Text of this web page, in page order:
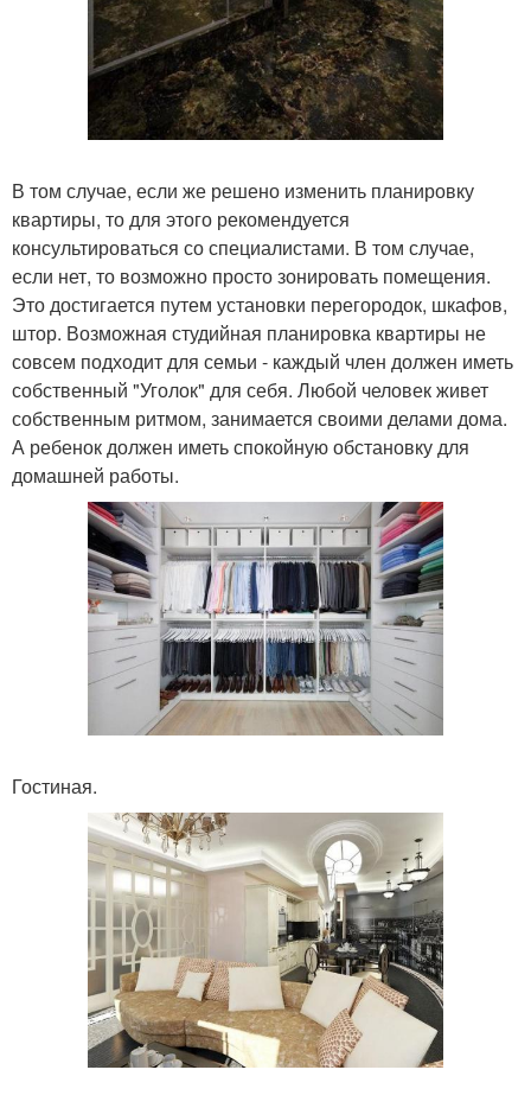
В том случае, если же решено изменить планировку
квартиры, то для этого рекомендуется
консультироваться со специалистами. В том случае,
если нет, то возможно просто зонировать помещения.
Это достигается путем установки перегородок, шкафов,
штор. Возможная студийная планировка квартиры не
совсем подходит для семьи - каждый член должен иметь
собственный "Уголок" для себя. Любой человек живет
собственным ритмом, занимается своими делами дома.
А ребенок должен иметь спокойную обстановку для
домашней работы.
Гостиная.